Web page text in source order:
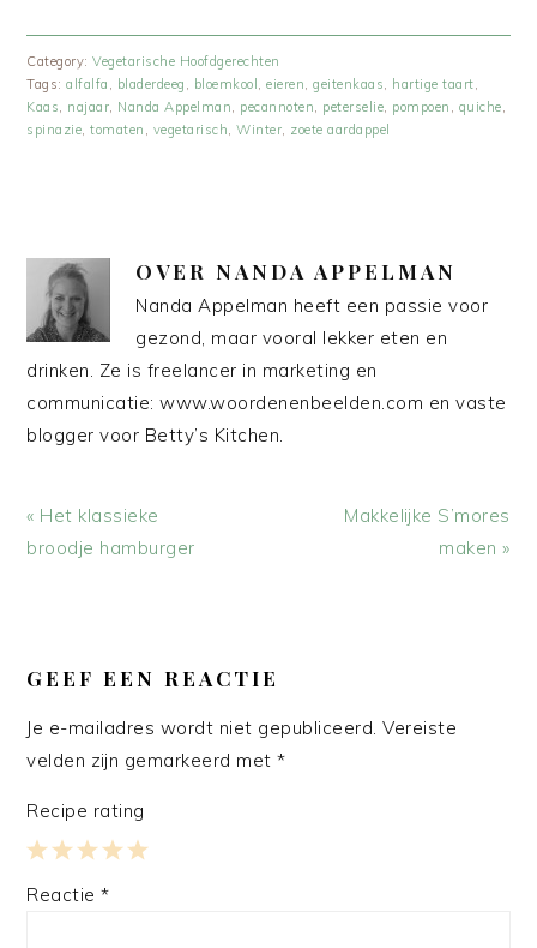
Category:Vegetarische Hoofdgerechten
Tags:alfalfa , bladerdeeg , bloemkool,eieren,geitenkaas, hartige taart,
Kaas, najaar, Nanda Appelman, pecannoten, peterselie, pompoen , quiche,
spinazie,tomaten , vegetarisch,Winter, zoete aardappel
OVER NANDA APPELMAN
Nanda Appelman heeft een passie voor
gezond, maar vooral lekker eten en
drinken. Ze is freelancer in marketing en
communicatie: www.woordenenbeelden.com en vaste
blogger voor Betty’s Kitchen.
Vorig
bericht:
« Het klassieke
broodje hamburger
Volgend
Makkelijke S’mores
maken »
INTERACTIES
GEEF EEN REACTIE
Je e-mailadres wordt niet gepubliceerd. Vereiste
velden zijn gemarkeerd met*
Recipe rating
4
3
2
1
Reactie*